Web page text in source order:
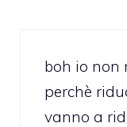
boh io non
perchè
vanno a